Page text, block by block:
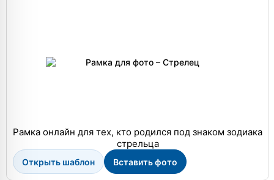
Рамка онлайн для тех, кто родился под знаком зодиака
стрельца
Открыть шаблон Вставить фото